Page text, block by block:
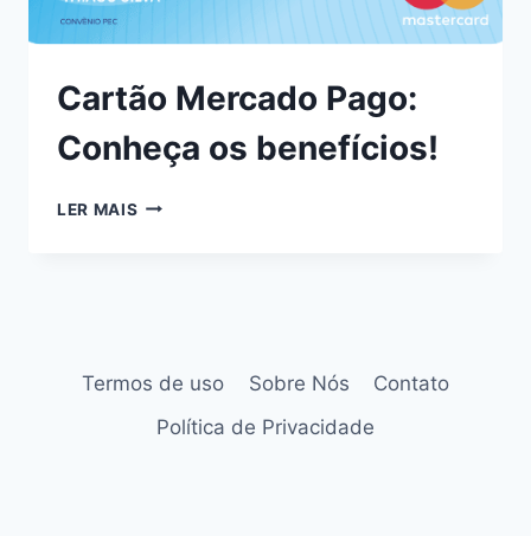
Cartão Mercado Pago:
Conheça os benefícios!
LER MAIS
Termos de uso Sobre Nós
Contato
Política de Privacidade